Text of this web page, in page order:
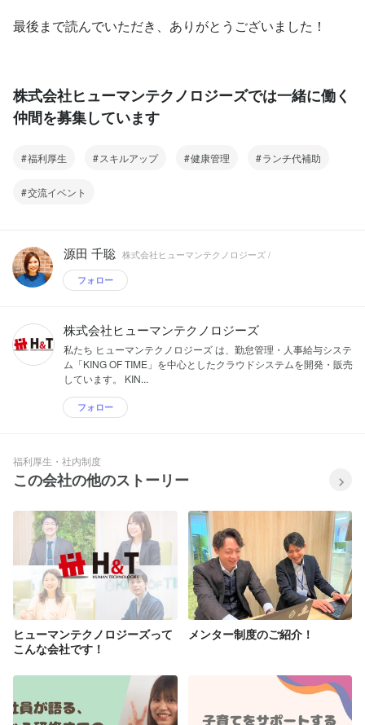
最後まで読んでいただき、ありがとうございました！
株式会社ヒューマンテクノロジーズでは一緒に働く
仲間を募集しています
福利厚生 スキルアップ 健康管理 ランチ代補助
交流イベント
源田 千聡 株式会社ヒューマンテクノロジーズ /
フォロー
株式会社ヒューマンテクノロジーズ
私たち ヒューマンテクノロジーズ は、勤怠管理・人事給与システ
ム「KING OF TIME」を中心としたクラウドシステムを開発・販売
しています。 KIN...
フォロー
福利厚生・社内制度
この会社の他のストーリー
ヒューマンテクノロジーズって
こんな会社です！
メンター制度のご紹介！